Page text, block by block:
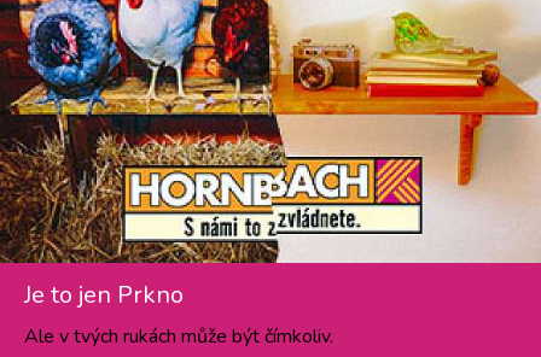
Je to jen Prkno
Ale v tvých rukách může být čímkoliv.